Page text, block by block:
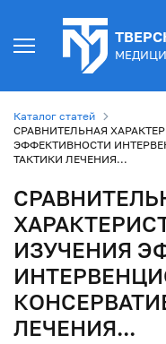
Каталог статей
СРАВНИТЕЛЬНАЯ
ЭФФЕКТИВНОСТИ
ТАКТИКИ ЛЕЧЕНИЯ...
ИЗУЧЕНИЯ
ЛЕЧЕНИЯ...